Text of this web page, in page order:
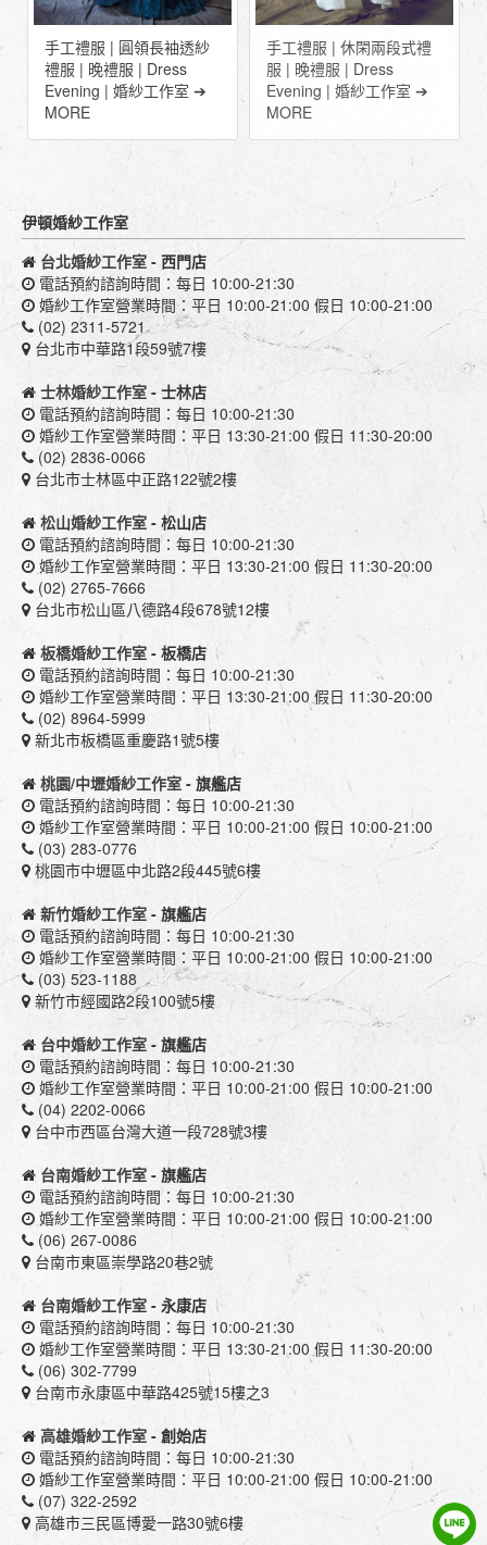
手工禮服 | 休閑兩段式禮
服 | 晚禮服 | Dress
Evening | 婚紗工作室 ➔
MORE
手工禮服 | 肩帶桃心領禮
服 | 晚禮服 | Dress
Evening | 婚紗工作室 ➔
MORE
伊頓婚紗工作室
台北婚紗工作室 - 西門店
電話預約諮詢時間：每日 10:00-21:30
婚紗工作室營業時間：平日 10:00-21:00 假日 10:00-21:00
(02) 2311-5721
台北市中華路1段59號7樓
士林婚紗工作室 - 士林店
電話預約諮詢時間：每日 10:00-21:30
婚紗工作室營業時間：平日 13:30-21:00 假日 11:30-20:00
(02) 2836-0066
台北市士林區中正路122號2樓
松山婚紗工作室 - 松山店
電話預約諮詢時間：每日 10:00-21:30
婚紗工作室營業時間：平日 13:30-21:00 假日 11:30-20:00
(02) 2765-7666
台北市松山區八德路4段678號12樓
板橋婚紗工作室 - 板橋店
電話預約諮詢時間：每日 10:00-21:30
婚紗工作室營業時間：平日 13:30-21:00 假日 11:30-20:00
(02) 8964-5999
新北市板橋區重慶路1號5樓
桃園/中壢婚紗工作室 - 旗艦店
電話預約諮詢時間：每日 10:00-21:30
婚紗工作室營業時間：平日 10:00-21:00 假日 10:00-21:00
(03) 283-0776
桃園市中壢區中北路2段445號6樓
新竹婚紗工作室 - 旗艦店
電話預約諮詢時間：每日 10:00-21:30
婚紗工作室營業時間：平日 10:00-21:00 假日 10:00-21:00
(03) 523-1188
新竹市經國路2段100號5樓
台中婚紗工作室 - 旗艦店
電話預約諮詢時間：每日 10:00-21:30
婚紗工作室營業時間：平日 10:00-21:00 假日 10:00-21:00
(04) 2202-0066
台中市西區台灣大道一段728號3樓
台南婚紗工作室 - 旗艦店
電話預約諮詢時間：每日 10:00-21:30
婚紗工作室營業時間：平日 10:00-21:00 假日 10:00-21:00
(06) 267-0086
台南市東區崇學路20巷2號
台南婚紗工作室 - 永康店
電話預約諮詢時間：每日 10:00-21:30
婚紗工作室營業時間：平日 13:30-21:00 假日 11:30-20:00
(06) 302-7799
台南市永康區中華路425號15樓之3
高雄婚紗工作室 - 創始店
電話預約諮詢時間：每日 10:00-21:30
婚紗工作室營業時間：平日 10:00-21:00 假日 10:00-21:00
(07) 322-2592
高雄市三民區博愛一路30號6樓